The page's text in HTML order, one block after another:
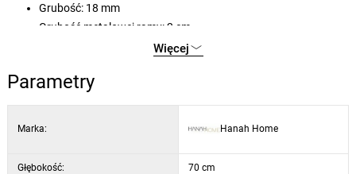
Grubość: 18 mm
Grubość metalowej ramy: 2 cm
Szerokość: 70 cm, wysokość: 40 cm, głębokość: 70 cm
Więcej
Parametry
Marka: Hanah Home
Głębokość: 70 cm